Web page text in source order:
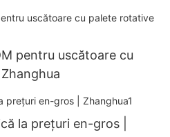
| Zhanghua
pentru uscătoare cu
la prețuri en-gros |